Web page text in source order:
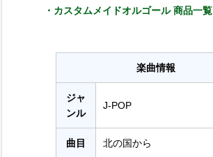
・カスタムメイドオルゴール 商品一覧
楽曲情報
ジャ
ンル
J-POP
曲目 北の国から